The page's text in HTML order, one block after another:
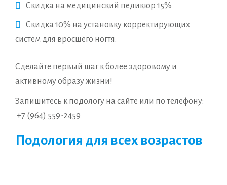
Скидка на медицинский педикюр 15%
Скидка 10% на установку корректирующих
систем для вросшего ногтя.
Сделайте первый шаг к более здоровому и
активному образу жизни!
Запишитесь к подологу на сайте или по телефону:
+7 (964) 559-2459
Подология для всех возрастов